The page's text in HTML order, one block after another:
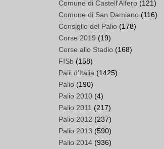
Comune di Castell'Alfero (121)
Comune di San Damiano (116)
Consiglio del Palio (178)
Corse 2019 (19)
Corse allo Stadio (168)
FISb (158)
Palii d'Italia (1425)
Palio (190)
Palio 2010 (4)
Palio 2011 (217)
Palio 2012 (237)
Palio 2013 (590)
Palio 2014 (936)